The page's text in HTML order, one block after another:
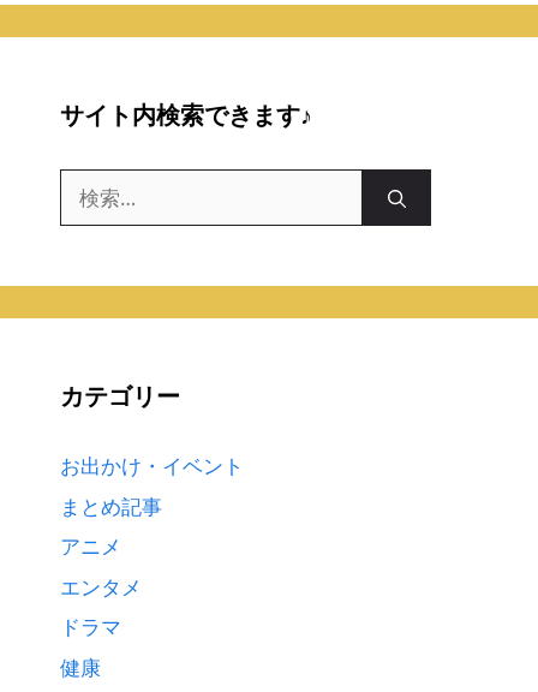
サイト内検索できます♪
索:
カテゴリー
お出かけ・イベント
まとめ記事
アニメ
エンタメ
ドラマ
健康